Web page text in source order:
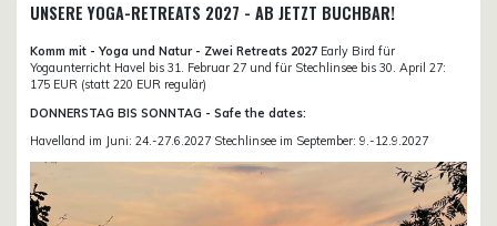
UNSERE YOGA-RETREATS 2027 - AB JETZT BUCHBAR!
Komm mit - Yoga und Natur - Zwei Retreats 2027 Early Bird für
Yogaunterricht Havel bis 31. Februar 27 und für Stechlinsee bis 30. April 27:
175 EUR (statt 220 EUR regulär)
DONNERSTAG BIS SONNTAG - Safe the dates:
Havelland im Juni: 24.-27.6.2027 Stechlinsee im September: 9.-12.9.2027